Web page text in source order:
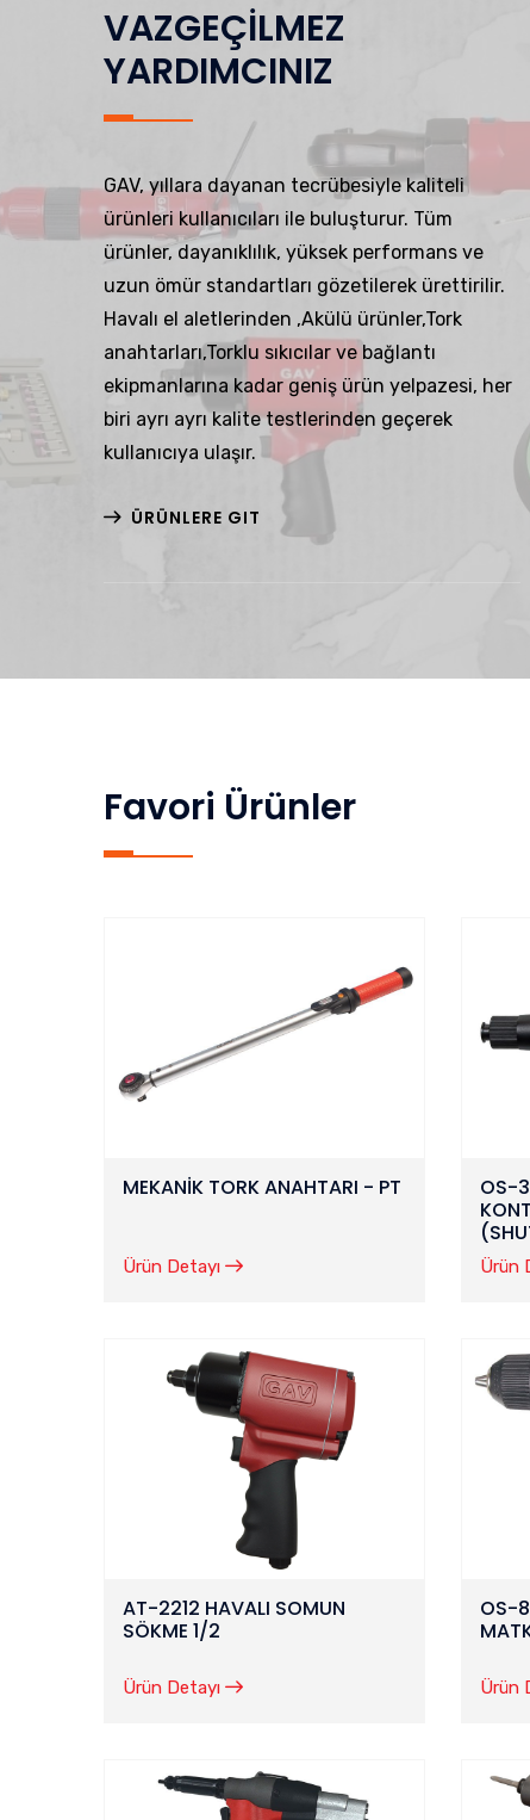
VAZGEÇİLMEZ
YARDIMCINIZ
GAV, yıllara dayanan tecrübesiyle kaliteli
ürünleri kullanıcıları ile buluşturur. Tüm
ürünler, dayanıklılık, yüksek performans ve
uzun ömür standartları gözetilerek ürettirilir.
Havalı el aletlerinden ,Akülü ürünler,Tork
anahtarları,Torklu sıkıcılar ve bağlantı
ekipmanlarına kadar geniş ürün yelpazesi, her
biri ayrı ayrı kalite testlerinden geçerek
kullanıcıya ulaşır.
ÜRÜNLERE GIT
Favori Ürünler
MEKANİK TORK ANAHTARI - PT
Ürün Detayı
OS-
Ürün
AT-2212 HAVALI SOMUN
SÖKME 1/2
Ürün Detayı
OS-
Ürün